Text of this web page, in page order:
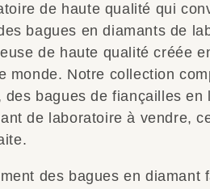
de haute qualité qui
bagues en diamants de
de haute qualité créée
monde. Notre collection
bagues de fiançailles en
de laboratoire à vendre,
des bagues en diamant